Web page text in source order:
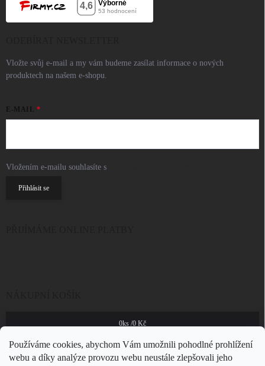
Používáme cookies, abychom Vám umožnili pohodlné prohlížení
webu a díky analýze provozu webu neustále zlepšovali jeho
Vložte svůj e-mail a my vám budeme zasílat informace o nových
produktech na našem e-shopu.
E-MAIL
Vložením e-mailu souhlasíte s
Přihlásit se
0ks /0 Kč